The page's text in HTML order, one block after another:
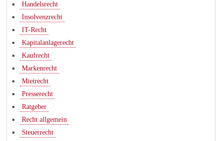
Handelsrecht
Insolvenzrecht
IT-Recht
Kapitalanlagerecht
Kaufrecht
Markenrecht
Mietrecht
Presserecht
Ratgeber
Recht allgemein
Steuerrecht